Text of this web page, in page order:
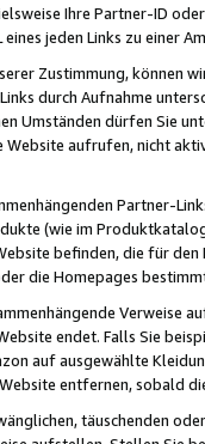
Ihre Partner-ID
jeden Links zu einer
Zustimmung, können
durch Aufnahme
Umständen dürfen Sie
aufrufen, nicht
Partner-
(wie im
befinden, die für
die Homepages
endet. Falls Sie
auf ausgewählte
entfernen, sobald
täuschenden